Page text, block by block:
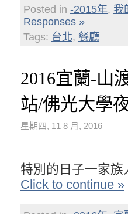
Posted in -2015年, 我
Responses »
Tags: 台北, 餐廳
2016宜蘭-山
站/佛光大學
星期四, 11 8 月, 2016
特別的日子一家
Click to continue »